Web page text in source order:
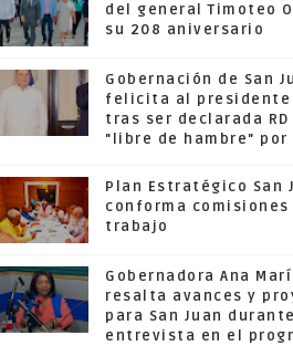
del general Timoteo
su 208 aniversario
Gobernación de San
felicita al presidente
tras ser declarada
"libre de hambre" por
Plan Estratégico San
conforma comisiones
trabajo
Gobernadora Ana
resalta avances y
para San Juan durante
entrevista en el